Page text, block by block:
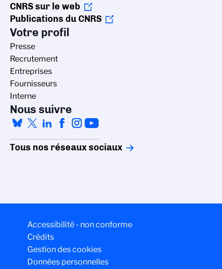
CNRS sur le web
Publications du CNRS
Votre profil
Presse
Recrutement
Entreprises
Fournisseurs
Interne
Nous suivre
Tous nos réseaux sociaux
Accessibilité - non conforme
Crédits
Gestion des cookies
Données personnelles